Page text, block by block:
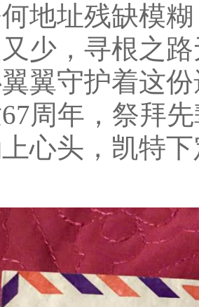
址残缺模糊
少，寻根之
翼守护着这
周年，祭拜
心头，凯特